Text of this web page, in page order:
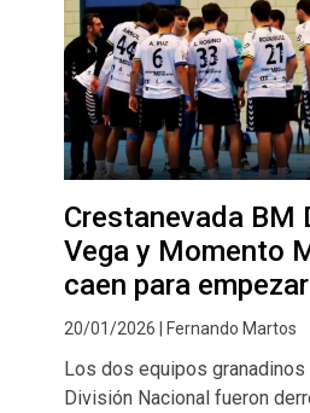
Crestanevada BM
Vega y Momento
caen para
20/01/2026 | Fernando Martos
Los dos equipos granadinos
División Nacional fueron